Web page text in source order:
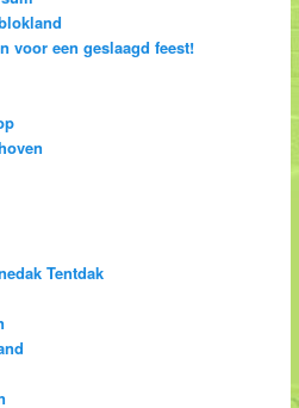
voor een geslaagd feest!
Tentdak